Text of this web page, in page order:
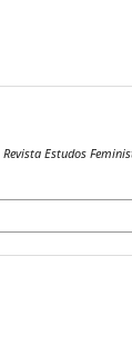
Revista Estudos